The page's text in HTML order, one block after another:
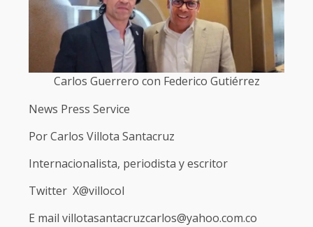
Carlos Guerrero con Federico Gutiérrez
News Press Service
Por Carlos Villota Santacruz
Internacionalista, periodista y escritor
Twitter X@villocol
E mail villotasantacruzcarlos@yahoo.com.co